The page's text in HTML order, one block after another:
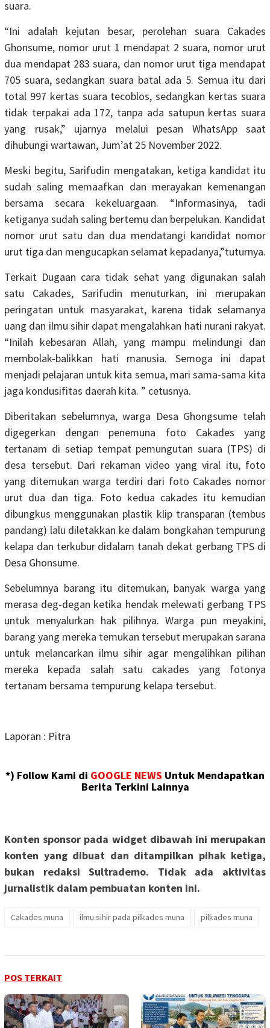
suara.
“Ini adalah kejutan besar, perolehan suara Cakades
Ghonsume, nomor urut 1 mendapat 2 suara, nomor urut
dua mendapat 283 suara, dan nomor urut tiga mendapat
705 suara, sedangkan suara batal ada 5. Semua itu dari
total 997 kertas suara tecoblos, sedangkan kertas suara
tidak terpakai ada 172, tanpa ada satupun kertas suara
yang rusak,” ujarnya melalui pesan WhatsApp saat
dihubungi wartawan, Jum’at 25 November 2022.
Meski begitu, Sarifudin mengatakan, ketiga kandidat itu
sudah saling memaafkan dan merayakan kemenangan
bersama secara kekeluargaan. “Informasinya, tadi
ketiganya sudah saling bertemu dan berpelukan. Kandidat
nomor urut satu dan dua mendatangi kandidat nomor
urut tiga dan mengucapkan selamat kepadanya,”tuturnya.
Terkait Dugaan cara tidak sehat yang digunakan salah
satu Cakades, Sarifudin menuturkan, ini merupakan
peringatan untuk masyarakat, karena tidak selamanya
uang dan ilmu sihir dapat mengalahkan hati nurani rakyat.
“Inilah kebesaran Allah, yang mampu melindungi dan
membolak-balikkan hati manusia. Semoga ini dapat
menjadi pelajaran untuk kita semua, mari sama-sama kita
jaga kondusifitas daerah kita. ” cetusnya.
Diberitakan sebelumnya, warga Desa Ghongsume telah
digegerkan dengan penemuna foto Cakades yang
tertanam di setiap tempat pemungutan suara (TPS) di
desa tersebut. Dari rekaman video yang viral itu, foto
yang ditemukan warga terdiri dari foto Cakades nomor
urut dua dan tiga. Foto kedua cakades itu kemudian
dibungkus menggunakan plastik klip transparan (tembus
pandang) lalu diletakkan ke dalam bongkahan tempurung
kelapa dan terkubur didalam tanah dekat gerbang TPS di
Desa Ghonsume.
Sebelumnya barang itu ditemukan, banyak warga yang
merasa deg-degan ketika hendak melewati gerbang TPS
untuk menyalurkan hak pilihnya. Warga pun meyakini,
barang yang mereka temukan tersebut merupakan sarana
untuk melancarkan ilmu sihir agar mengalihkan pilihan
mereka kepada salah satu cakades yang fotonya
tertanam bersama tempurung kelapa tersebut.
Laporan : Pitra
*) Follow Kami di GOOGLE NEWS Untuk Mendapatkan
Berita Terkini Lainnya
Konten sponsor pada widget dibawah ini merupakan
konten yang dibuat dan ditampilkan pihak ketiga,
bukan redaksi Sultrademo. Tidak ada aktivitas
jurnalistik dalam pembuatan konten ini.
Cakades muna ilmu sihir pada pilkades muna pilkades muna
POS TERKAIT